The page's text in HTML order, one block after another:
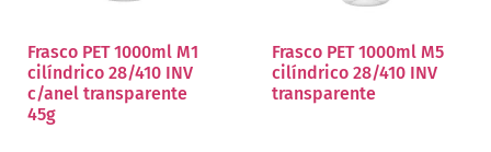
Frasco PET 1000ml M1
cilíndrico 28/410 INV
c/anel transparente
45g
Frasco PET 1000ml M5
cilíndrico 28/410 INV
transparente